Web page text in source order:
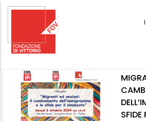
Salta
principale
SFIDE